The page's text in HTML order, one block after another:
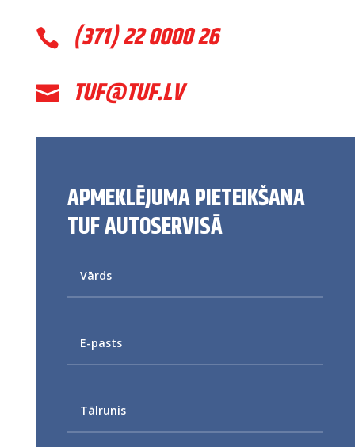
 (371) 22 0000 26
 TUF@TUF.LV
APMEKLĒJUMA PIETEIKŠANA
TUF AUTOSERVISĀ